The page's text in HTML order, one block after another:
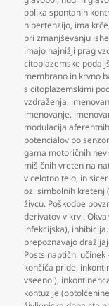
oblika spontanih
hipertenzijo, ima krče
pri zmanjševanju
imajo najnižji prag
citoplazemske
membrano in krvno
s citoplazemskimi
vzdraženja,
imenovanje,
modulacija
potencialov po
gama motoričnih
mišičnih vreten na
v celotno telo, in
oz. simbolnih kretenj
živcu. Poškodbe
derivatov v krvi.
infekcijska),
prepoznavajo
Postsinaptični
končiča pride,
vseeno!),
kontuzije